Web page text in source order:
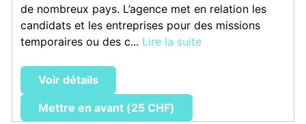
de nombreux pays. L’agence met en relation les
candidats et les entreprises pour des missions
temporaires ou des c... Lire la suite
Voir détails
Mettre en avant (25 CHF)